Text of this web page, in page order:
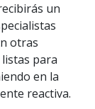
un
otras
para
en la
reactiva.